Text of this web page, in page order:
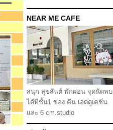
NEAR ME CAFE
สนุก สุขสันต์ พักผ่อน จุดนัดพบ
ได้ที่ชั้น1 ของ คีน เอดดูเคชั่น
และ 6 cm.studio